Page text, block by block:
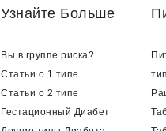
Узнайте Больше
Вы в группе риска?
Статьи о 1 типе
Статьи о 2 типе
Гестационный Диабет